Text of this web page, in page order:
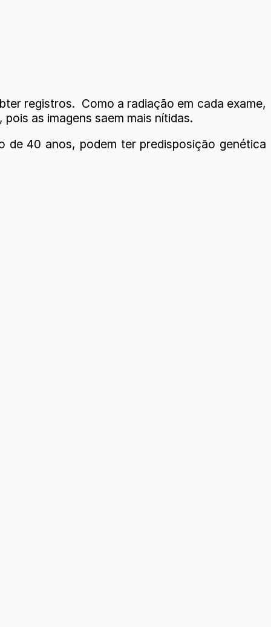
registros. Como a radiação em cada exame,
as imagens saem mais nítidas.
de 40 anos, podem ter predisposição genética